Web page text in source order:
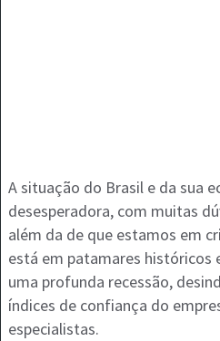
A situação do Brasil e da sua
desesperadora, com muitas
além da de que estamos em
está em patamares históricos
uma profunda recessão,
índices de confiança do
especialistas.